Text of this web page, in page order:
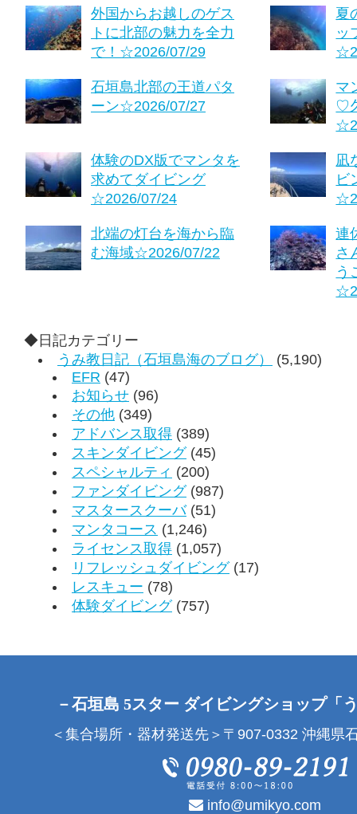
外国からお越しのゲス
トに北部の魅力を全力
で！☆2026/07/29
夏
ッ
石垣島北部の王道パタ
ーン☆2026/07/27
マ
♡
体験のDX版でマンタを
求めてダイビング
☆2026/07/24
凪
ビ
北端の灯台を海から臨
む海域☆2026/07/22
連
さ
う
◆日記カテゴリー
うみ教日記（石垣島海のブログ）
(5,190)
EFR (47)
お知らせ (96)
その他 (349)
アドバンス取得 (389)
スキンダイビング(45)
スペシャルティ (200)
ファンダイビング(987)
マスタースクーバ(51)
マンタコース (1,246)
ライセンス取得 (1,057)
リフレッシュダイビング(17)
レスキュー (78)
体験ダイビング(757)
－石垣島 5スター ダイビングショップ「
＜集合場所・器材発送先＞〒907-0332 沖縄県
info@umikyo.com